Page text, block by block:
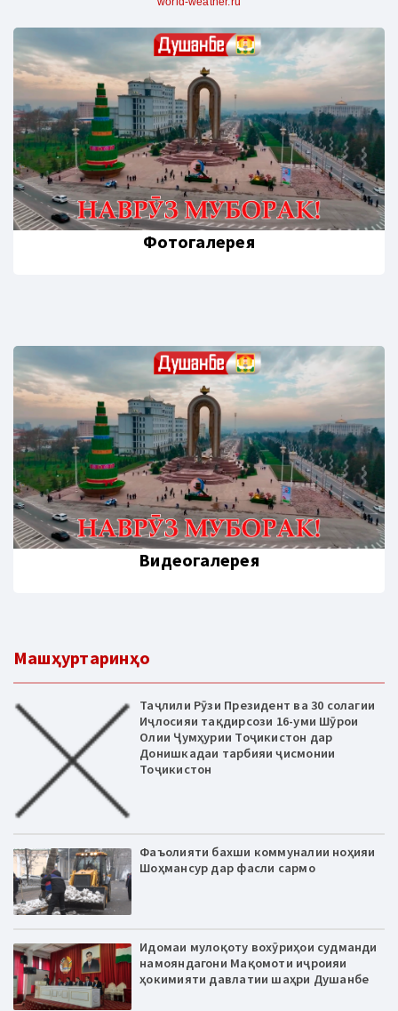
Фотогалерея
Видеогалерея
Машҳуртаринҳо
Таҷлили Рӯзи Президент ва 30 солагии
Иҷлосияи тақдирсози 16-уми Шӯрои
Олии Ҷумҳурии Тоҷикистон дар
Донишкадаи тарбияи ҷисмонии
Тоҷикистон
Фаъолияти бахши коммуналии ноҳияи
Шоҳмансур дар фасли сармо
Идомаи мулоқоту вохӯриҳои судманди
намояндагони Мақомоти иҷроияи
ҳокимияти давлатии шаҳри Душанбе